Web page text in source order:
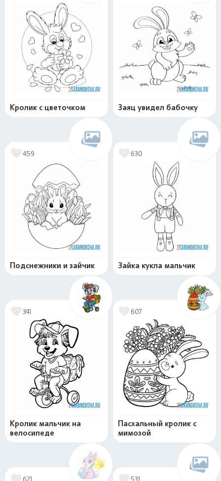
Кролик с цветочком Заяц увидел бабочку
459
Подснежники и зайчик
630
Зайка кукла мальчик
341
Кролик мальчик на
велосипеде
607
Пасхальный кролик с
мимозой
621 531